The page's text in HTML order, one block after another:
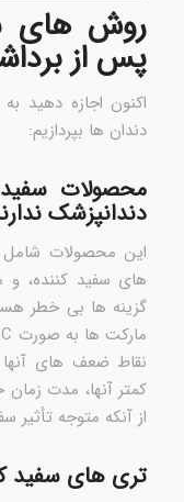
روش های
پس از
اکنون اجازه دهید
دندان ها بپردازیم:
محصولات
دندانپزشک
این محصولات شامل
های سفید کننده، و
گزینه ها بی خطر
نقاط ضعف های
کمتر آنها، مدت
از آنکه متوجه تأثیر
تری های سفید